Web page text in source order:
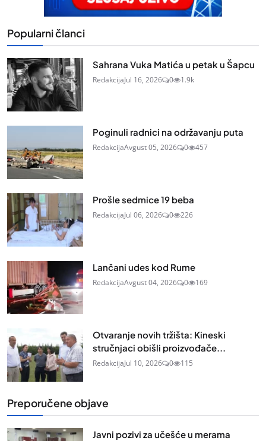
Popularni članci
Sahrana Vuka Matića u petak u Šapcu
RedakcijaJul 16, 2026 0 1.9k
Poginuli radnici na održavanju puta
RedakcijaAvgust 05, 2026 0 457
Prošle sedmice 19 beba
RedakcijaJul 06, 2026 0 226
Lančani udes kod Rume
RedakcijaAvgust 04, 2026 0 169
Otvaranje novih tržišta: Kineski
stručnjaci obišli proizvođače...
RedakcijaJul 10, 2026 0 115
Preporučene objave
Javni pozivi za učešće u merama